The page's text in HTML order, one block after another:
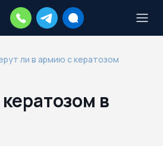
ли в армию с кератозом
в